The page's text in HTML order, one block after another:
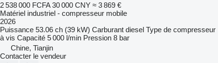
2 538 000 FCFA 30 000 CNY ≈ 3 869 €
Matériel industriel - compresseur mobile
2026
Puissance 53.06 ch (39 kW) Carburant diesel Type de compresseur
à vis Capacité 5 000 l/min Pression 8 bar
Chine, Tianjin
Contacter le vendeur